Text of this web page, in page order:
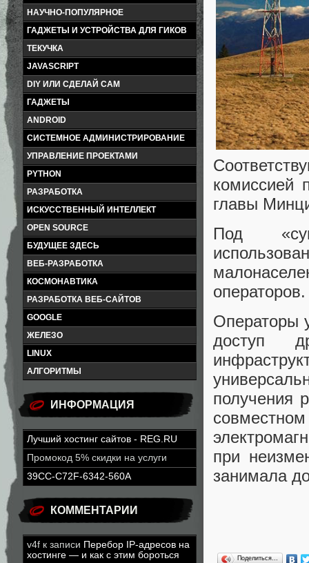
НАУЧНО-ПОПУЛЯРНОЕ
ГАДЖЕТЫ И УСТРОЙСТВА ДЛЯ ГИКОВ
ТЕКУЧКА
JAVASCRIPT
DIY ИЛИ СДЕЛАЙ САМ
ГАДЖЕТЫ
ANDROID
СИСТЕМНОЕ АДМИНИСТРИРОВАНИЕ
УПРАВЛЕНИЕ ПРОЕКТАМИ
PYTHON
РАЗРАБОТКА
ИСКУССТВЕННЫЙ ИНТЕЛЛЕКТ
OPEN SOURCE
БУДУЩЕЕ ЗДЕСЬ
ВЕБ-РАЗРАБОТКА
КОСМОНАВТИКА
РАЗРАБОТКА ВЕБ-САЙТОВ
GOOGLE
ЖЕЛЕЗО
LINUX
АЛГОРИТМЫ
ИНФОРМАЦИЯ
Лучший хостинг сайтов - REG.RU
Промокод 5% скидки на услуги
39CC-C72F-6342-560A
КОММЕНТАРИИ
v4f к записи Перебор IP-адресов на
хостинге — и как с этим бороться
комиссией
главы
Под
операторов.
Операторы
доступ
получения
при
занимала
Поделиться…